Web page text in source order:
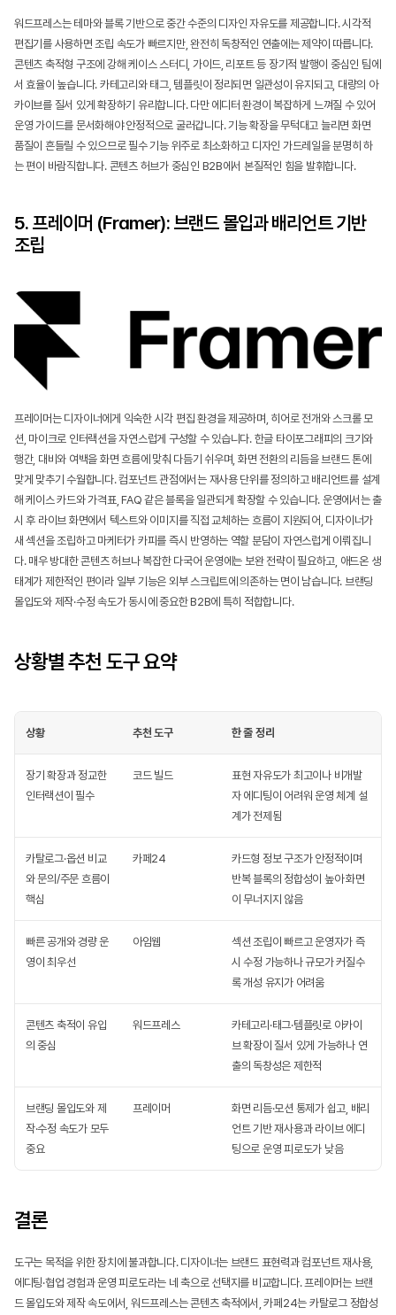
워드프레스는 테마와 블록 기반으로 중간 수준의 디자인 자유도를 제공합니다. 시각적
편집기를 사용하면 조립 속도가 빠르지만, 완전히 독창적인 연출에는 제약이 따릅니다.
콘텐츠 축적형 구조에 강해 케이스 스터디, 가이드, 리포트 등 장기적 발행이 중심인 팀에
서 효율이 높습니다. 카테고리와 태그, 템플릿이 정리되면 일관성이 유지되고, 대량의 아
카이브를 질서 있게 확장하기 유리합니다. 다만 에디터 환경이 복잡하게 느껴질 수 있어
운영 가이드를 문서화해야 안정적으로 굴러갑니다. 기능 확장을 무턱대고 늘리면 화면
품질이 흔들릴 수 있으므로 필수 기능 위주로 최소화하고 디자인 가드레일을 분명히 하
는 편이 바람직합니다. 콘텐츠 허브가 중심인 B2B에서 본질적인 힘을 발휘합니다.
5. 프레이머 (Framer): 브랜드 몰입과 배리언트 기반
조립
프레이머는 디자이너에게 익숙한 시각 편집 환경을 제공하며, 히어로 전개와 스크롤 모
션, 마이크로 인터랙션을 자연스럽게 구성할 수 있습니다. 한글 타이포그래피의 크기와
행간, 대비와 여백을 화면 흐름에 맞춰 다듬기 쉬우며, 화면 전환의 리듬을 브랜드 톤에
맞게 맞추기 수월합니다. 컴포넌트 관점에서는 재사용 단위를 정의하고 배리언트를 설계
해 케이스 카드와 가격표, FAQ 같은 블록을 일관되게 확장할 수 있습니다. 운영에서는 출
시 후 라이브 화면에서 텍스트와 이미지를 직접 교체하는 흐름이 지원되어, 디자이너가
새 섹션을 조립하고 마케터가 카피를 즉시 반영하는 역할 분담이 자연스럽게 이뤄집니
다. 매우 방대한 콘텐츠 허브나 복잡한 다국어 운영에는 보완 전략이 필요하고, 애드온 생
태계가 제한적인 편이라 일부 기능은 외부 스크립트에 의존하는 면이 남습니다. 브랜딩
몰입도와 제작·수정 속도가 동시에 중요한 B2B에 특히 적합합니다.
상황별 추천 도구 요약
상황 추천 도구 한 줄 정리
장기 확장과 정교한
인터랙션이 필수
코드 빌드
표현 자유도가 최고이나 비개발
자 에디팅이 어려워 운영 체계 설
계가 전제됨
카탈로그·옵션 비교
와 문의/주문 흐름이
핵심
카페24
카드형 정보 구조가 안정적이며
반복 블록의 정합성이 높아 화면
이 무너지지 않음
빠른 공개와 경량 운
영이 최우선
아임웹
섹션 조립이 빠르고 운영자가 즉
시 수정 가능하나 규모가 커질수
록 개성 유지가 어려움
콘텐츠 축적이 유입
의 중심
워드프레스
카테고리·태그·템플릿로 아카이
브 확장이 질서 있게 가능하나 연
출의 독창성은 제한적
브랜딩 몰입도와 제
작·수정 속도가 모두
중요
프레이머
화면 리듬·모션 통제가 쉽고, 배리
언트 기반 재사용과 라이브 에디
팅으로 운영 피로도가 낮음
결론
도구는 목적을 위한 장치에 불과합니다. 디자이너는 브랜드 표현력과 컴포넌트 재사용,
에디팅·협업 경험과 운영 피로도라는 네 축으로 선택지를 비교합니다. 프레이머는 브랜
드 몰입도와 제작 속도에서, 워드프레스는 콘텐츠 축적에서, 카페24는 카탈로그 정합성